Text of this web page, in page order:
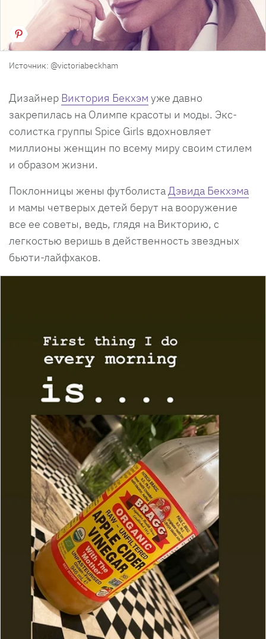
Источник: @victoriabeckham
Дизайнер Виктория Бекхэм уже давно
закрепилась на Олимпе красоты и моды. Экс-
солистка группы Spice Girls вдохновляет
миллионы женщин по всему миру своим стилем
и образом жизни.
Поклонницы жены футболистаДэвида Бекхэма
и мамы четверых детей берут на вооружение
все ее советы, ведь, глядя на Викторию, с
легкостью веришь в действенность звездных
бьюти-лайфхаков.